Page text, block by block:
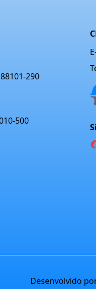
290
500
Desenvolvido